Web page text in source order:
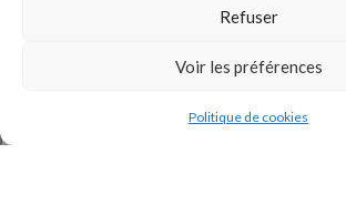
Refuser
Voir les préférences
Politique de cookies
Politique de confidentialitéde ce